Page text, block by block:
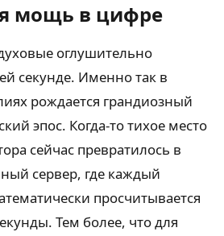
мощь в цифре
оглушительно
секунде. Именно так в
рождается грандиозный
эпос. Когда-то тихое место
сейчас превратилось в
сервер, где каждый
просчитывается
Тем более, что для